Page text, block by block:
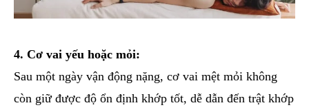
4. Cơ vai yếu hoặc mỏi:
Sau một ngày vận động nặng, cơ vai mệt mỏi không
còn giữ được độ ổn định khớp tốt, dễ dẫn đến trật khớp